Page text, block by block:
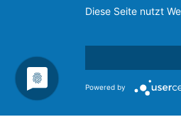
Diese Seite nutzt
Powered by